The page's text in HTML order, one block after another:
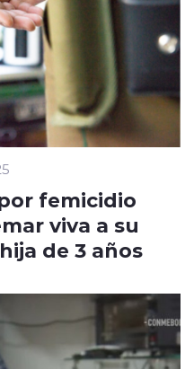
femicidio
viva a su
de 3 años